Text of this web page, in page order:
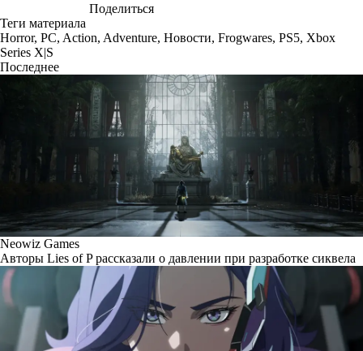
Поделиться
Теги материала
Horror, PC, Action, Adventure, Новости, Frogwares, PS5, Xbox
Series X|S
Последнее
Neowiz Games
Авторы Lies of P рассказали о давлении при разработке сиквела